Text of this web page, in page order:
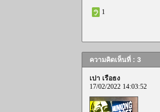
1
ความคิดเห็นที่ : 3
เปา เรือธง
17/02/2022 14:03:52